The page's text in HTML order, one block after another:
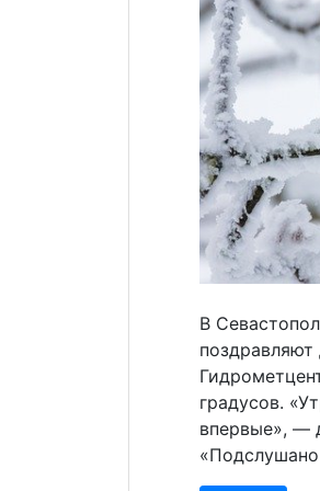
В
градусов.
впервые», —